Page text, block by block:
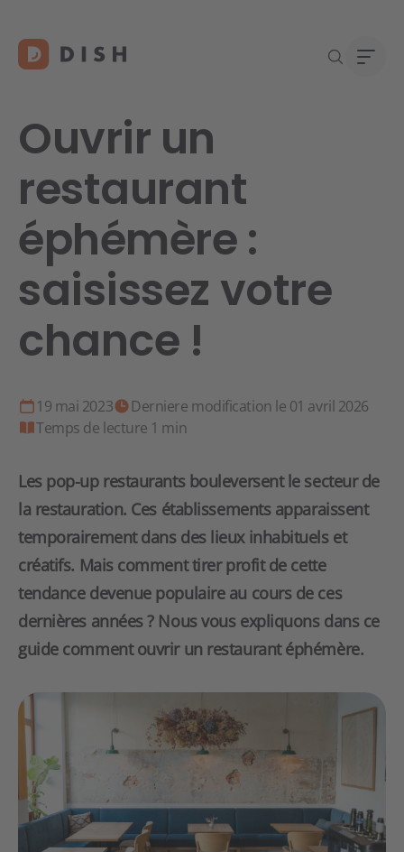
Ouvrir un
restaurant
éphémère :
saisissez votre
chance !
19 mai 2023
Derniere modification le 01 avril 2026
Temps de lecture 1 min
Les pop-up restaurants bouleversent le secteur de
la restauration. Ces établissements apparaissent
temporairement dans des lieux inhabituels et
créatifs. Mais comment tirer profit de cette
tendance devenue populaire au cours de ces
dernières années ? Nous vous expliquons dans ce
guide comment ouvrir un restaurant éphémère.